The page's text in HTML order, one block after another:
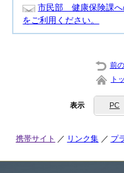
市民部 健康保険課へ
をご利用ください。
前
ト
表示 PC
携帯サイト リンク集 プ